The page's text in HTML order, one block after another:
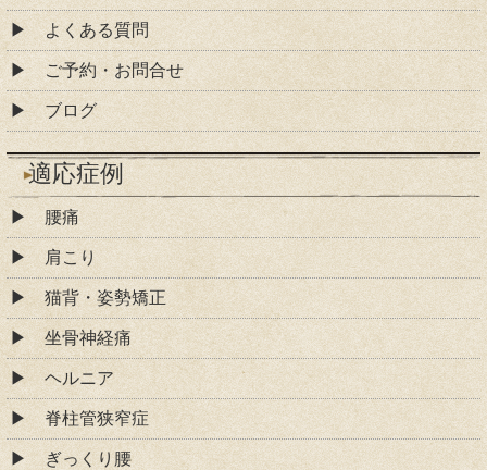
よくある質問
ご予約・お問合せ
ブログ
適応症例
腰痛
肩こり
猫背・姿勢矯正
坐骨神経痛
ヘルニア
脊柱管狭窄症
ぎっくり腰